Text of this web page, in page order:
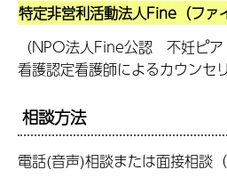
特定非営利活動法人Fine（ファ
（NPO法人Fine公認 不妊ピ
看護認定看護師によるカウンセ
相談方法
電話(音声)相談または面接相談（